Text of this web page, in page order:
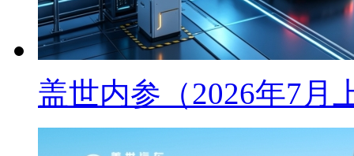
盖世内参（2026年7月